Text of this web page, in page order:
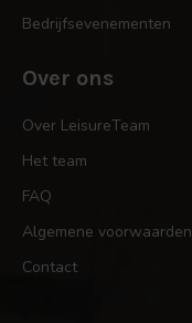
Bedrijfsevenementen
Over ons
Over LeisureTeam
Het team
FAQ
Algemene voorwaarden
Contact